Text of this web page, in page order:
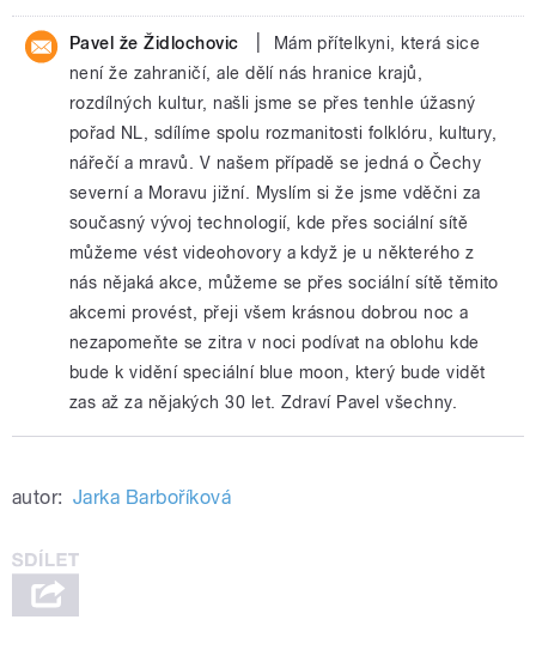
Pavel že Židlochovic
Mám přítelkyni, která sice
není že zahraničí, ale dělí nás hranice krajů,
rozdílných kultur, našli jsme se přes tenhle úžasný
pořad NL, sdílíme spolu rozmanitosti folklóru, kultury,
nářečí a mravů. V našem případě se jedná o Čechy
severní a Moravu jižní. Myslím si že jsme vděčni za
současný vývoj technologií, kde přes sociální sítě
můžeme vést videohovory a když je u některého z
nás nějaká akce, můžeme se přes sociální sítě těmito
akcemi provést, přeji všem krásnou dobrou noc a
nezapomeňte se zitra v noci podívat na oblohu kde
bude k vidění speciální blue moon, který bude vidět
zas až za nějakých 30 let. Zdraví Pavel všechny.
autor: Jarka Barboříková